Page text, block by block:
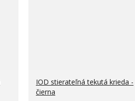
IOD stierateľná tekutá krieda -
čierna